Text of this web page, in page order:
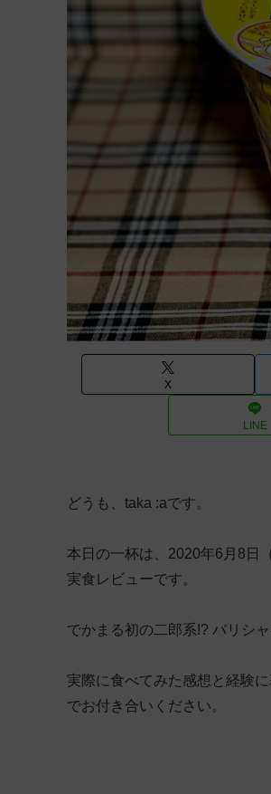
X
LINE
どうも、taka :aです。
本日の一杯は、2020年6月8日
実食レビューです。
でかまる初の二郎系!? バリシ
実際に食べてみた感想と経験
でお付き合いください。